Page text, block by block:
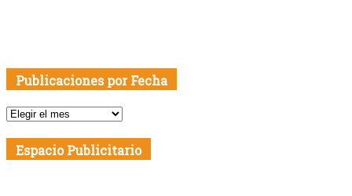
Publicaciones por Fecha
Publicaciones
Fecha
Espacio Publicitario